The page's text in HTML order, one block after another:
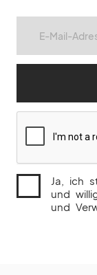
Ja, ich
und
und